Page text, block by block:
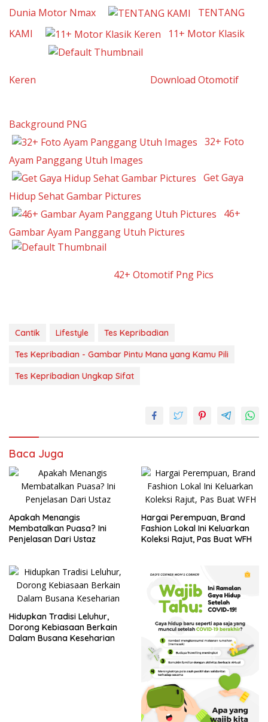
Dunia Motor Nmax
TENTANG
KAMI
11+ Motor Klasik
Keren Download Otomotif
Background PNG
32+ Foto
Ayam Panggang Utuh Images
Get Gaya
Hidup Sehat Gambar Pictures
46+
Gambar Ayam Panggang Utuh Pictures
42+ Otomotif Png Pics
Cantik Lifestyle
Tes Kepribadian
Tes Kepribadian - Gambar Pintu Mana yang Kamu Pili
Tes Kepribadian Ungkap Sifat
Baca Juga
Apakah Menangis
Membatalkan Puasa? Ini
Penjelasan Dari Ustaz
Hargai Perempuan, Brand
Fashion Lokal Ini Keluarkan
Koleksi Rajut, Pas Buat WFH
Hidupkan Tradisi Leluhur,
Dorong Kebiasaan Berkain
Dalam Busana Keseharian